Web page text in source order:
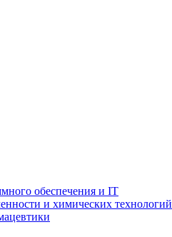
обеспечения и IT
и химических технологий